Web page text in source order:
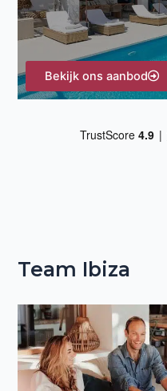
:
Bekijk ons aanbod
Team Ibiza